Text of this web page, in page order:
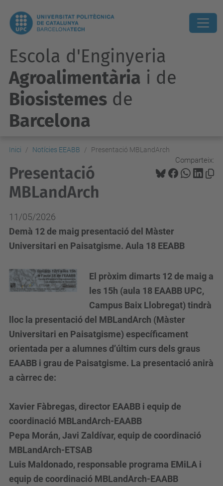
Escola d'Enginyeria
Agroalimentària i de
Biosistemes de
Barcelona
Inici Notícies EEABB Presentació MBLandArch
Comparteix:
Presentació
MBLandArch
11/05/2026
Demà 12 de maig presentació del Màster
Universitari en Paisatgisme. Aula 18 EEABB
El pròxim dimarts 12 de maig a
les 15h (aula 18 EAABB UPC,
Campus Baix Llobregat) tindrà
lloc la presentació del MBLandArch (Màster
Universitari en Paisatgisme) específicament
orientada per a alumnes d’últim curs dels graus
EAABB i grau de Paisatgisme. La presentació anirà
a càrrec de:
Xavier Fàbregas, director EAABB i equip de
coordinació MBLandArch-EAABB
Pepa Morán, Javi Zaldívar, equip de coordinació
MBLandArch-ETSAB
Luis Maldonado, responsable programa EMiLA i
equip de coordinació MBLandArch-EAABB